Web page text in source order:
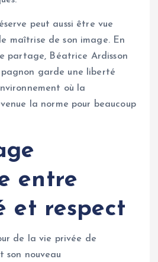
peut aussi être vue
maîtrise de son image. En
partage, Béatrice Ardisson
garde une liberté
où la
la norme pour beaucoup
entre
et respect
de la vie privée de
son nouveau